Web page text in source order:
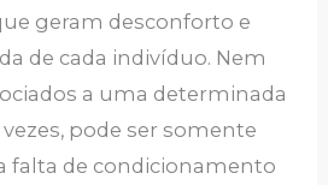
geram desconforto e
de cada indivíduo. Nem
a uma determinada
pode ser somente
falta de condicionamento